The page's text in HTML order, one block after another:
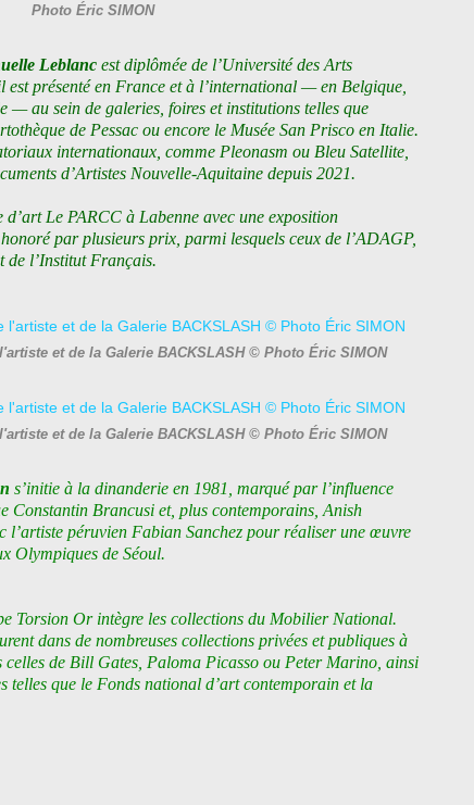
Photo Éric SIMON
Leblanc est diplômée de l’Université des Arts
est présenté en France et à l’international — en Belgique,
— au sein de galeries, foires et institutions telles que
de Pessac ou encore le Musée San Prisco en Italie.
internationaux, comme Pleonasm ou Bleu Satellite,
d’Artistes Nouvelle-Aquitaine depuis 2021.
Le PARCC à Labenne avec une exposition
par plusieurs prix, parmi lesquels ceux de l’ADAGP,
de l’Institut Français.
et de la Galerie BACKSLASH © Photo Éric SIMON
et de la Galerie BACKSLASH © Photo Éric SIMON
s’initie à la dinanderie en 1981, marqué par l’influence
Constantin Brancusi et, plus contemporains, Anish
l’artiste péruvien Fabian Sanchez pour réaliser une œuvre
Olympiques de Séoul.
Torsion Or intègre les collections du Mobilier National.
dans de nombreuses collections privées et publiques à
de Bill Gates, Paloma Picasso ou Peter Marino, ainsi
telles que le Fonds national d’art contemporain et la